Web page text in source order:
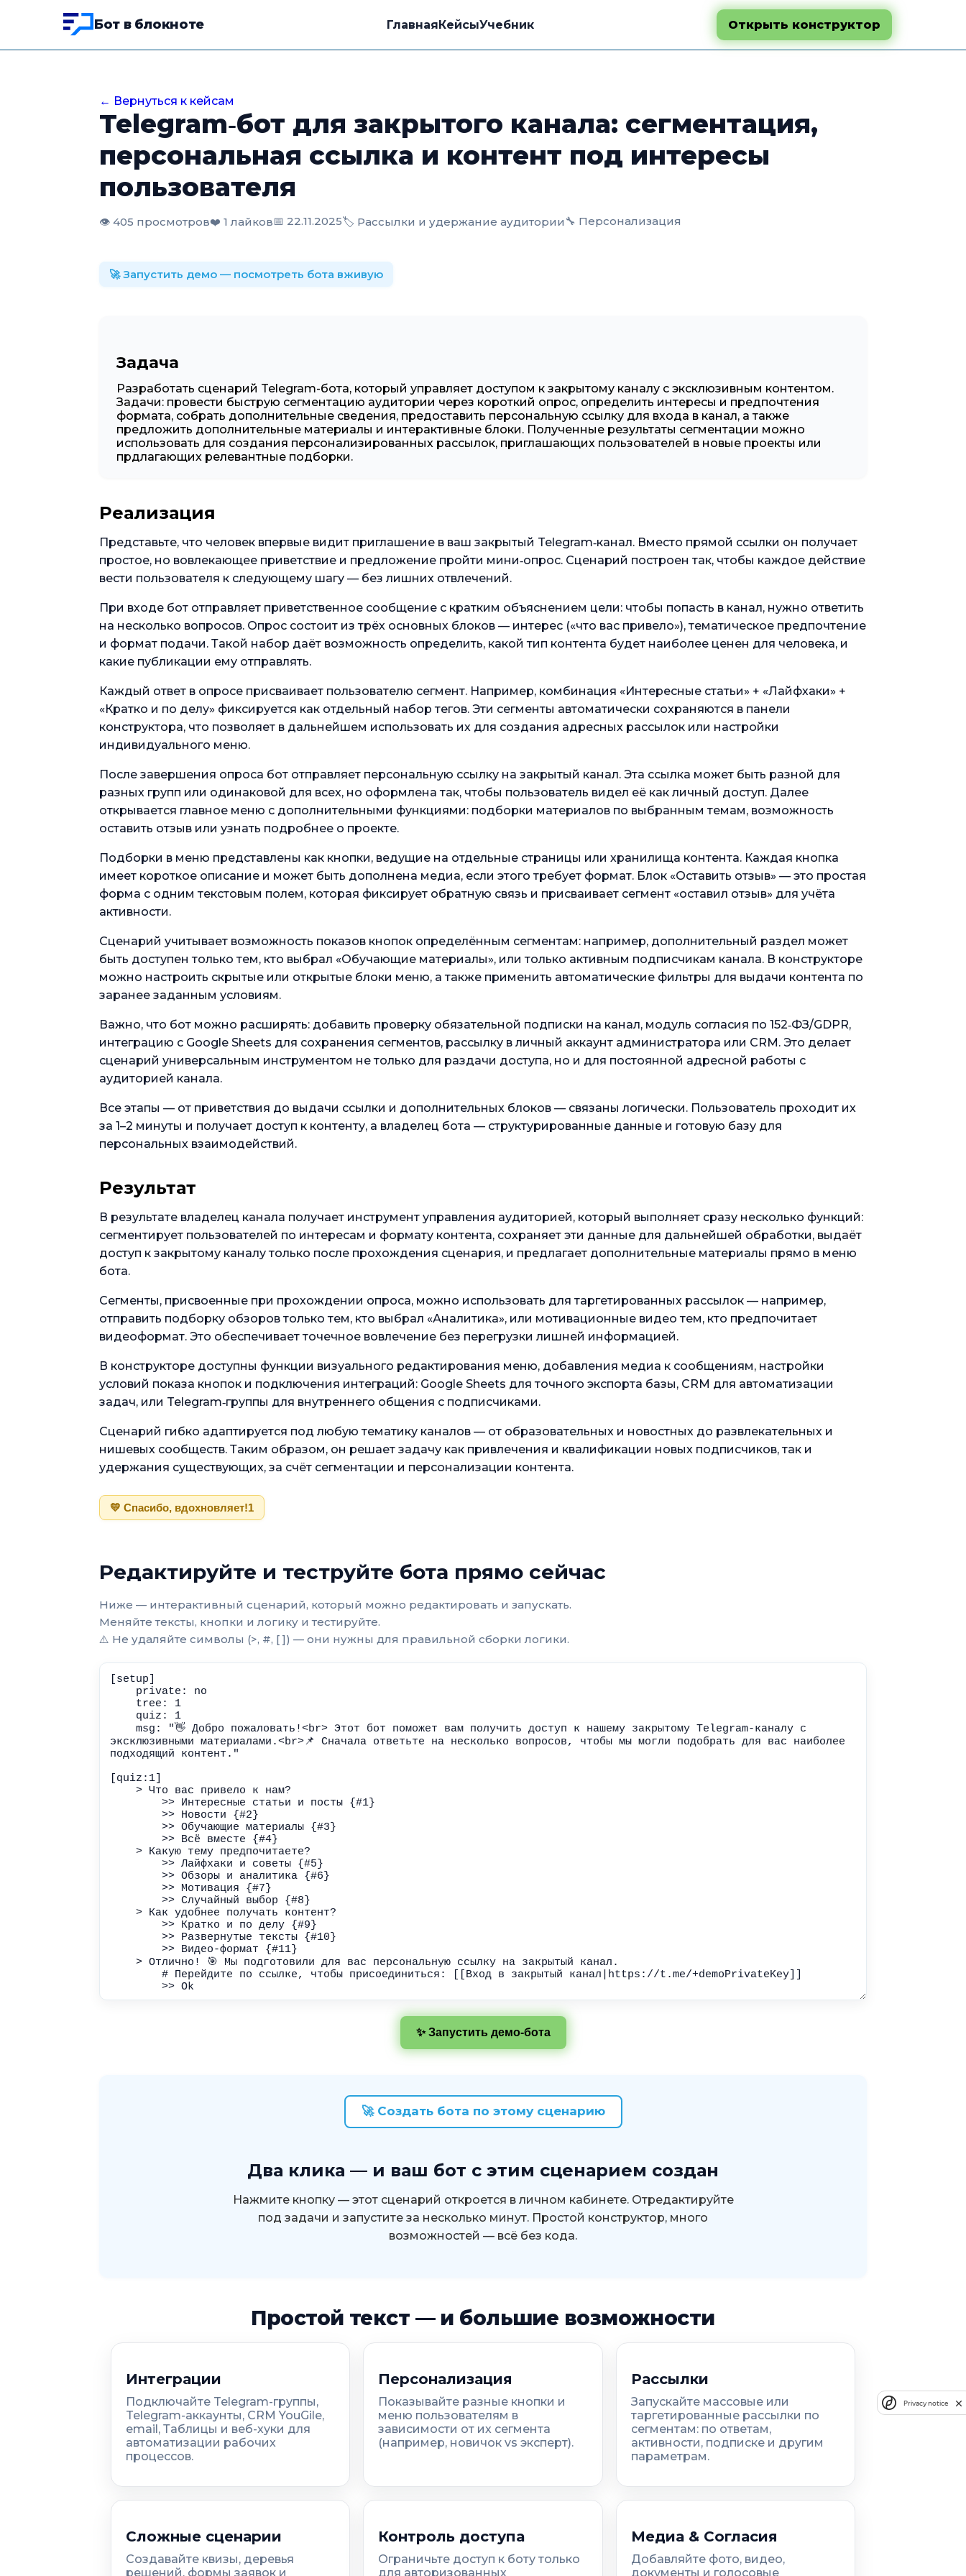
Бот в блокноте ГлавнаяКейсыУчебник Открыть конструктор
← Вернуться к кейсам
Telegram‑бот для закрытого канала: сегментация,
персональная ссылка и контент под интересы
пользователя
👁️ 405 просмотров❤️ 1 лайков📅 22.11.2025🏷️ Рассылки и удержание аудитории 🔧 Персонализация
🚀 Запустить демо — посмотреть бота вживую
Задача
Разработать сценарий Telegram-бота, который управляет доступом к закрытому каналу с эксклюзивным контентом.
Задачи: провести быструю сегментацию аудитории через короткий опрос, определить интересы и предпочтения
формата, собрать дополнительные сведения, предоставить персональную ссылку для входа в канал, а также
предложить дополнительные материалы и интерактивные блоки. Полученные результаты сегментации можно
использовать для создания персонализированных рассылок, приглашающих пользователей в новые проекты или
прдлагающих релевантные подборки.
Реализация
Представьте, что человек впервые видит приглашение в ваш закрытый Telegram‑канал. Вместо прямой ссылки он получает
простое, но вовлекающее приветствие и предложение пройти мини‑опрос. Сценарий построен так, чтобы каждое действие
вести пользователя к следующему шагу — без лишних отвлечений.
При входе бот отправляет приветственное сообщение с кратким объяснением цели: чтобы попасть в канал, нужно ответить
на несколько вопросов. Опрос состоит из трёх основных блоков — интерес («что вас привело»), тематическое предпочтение
и формат подачи. Такой набор даёт возможность определить, какой тип контента будет наиболее ценен для человека, и
какие публикации ему отправлять.
Каждый ответ в опросе присваивает пользователю сегмент. Например, комбинация «Интересные статьи» + «Лайфхаки» +
«Кратко и по делу» фиксируется как отдельный набор тегов. Эти сегменты автоматически сохраняются в панели
конструктора, что позволяет в дальнейшем использовать их для создания адресных рассылок или настройки
индивидуального меню.
После завершения опроса бот отправляет персональную ссылку на закрытый канал. Эта ссылка может быть разной для
разных групп или одинаковой для всех, но оформлена так, чтобы пользователь видел её как личный доступ. Далее
открывается главное меню с дополнительными функциями: подборки материалов по выбранным темам, возможность
оставить отзыв или узнать подробнее о проекте.
Подборки в меню представлены как кнопки, ведущие на отдельные страницы или хранилища контента. Каждая кнопка
имеет короткое описание и может быть дополнена медиа, если этого требует формат. Блок «Оставить отзыв» — это простая
форма с одним текстовым полем, которая фиксирует обратную связь и присваивает сегмент «оставил отзыв» для учёта
активности.
Сценарий учитывает возможность показов кнопок определённым сегментам: например, дополнительный раздел может
быть доступен только тем, кто выбрал «Обучающие материалы», или только активным подписчикам канала. В конструкторе
можно настроить скрытые или открытые блоки меню, а также применить автоматические фильтры для выдачи контента по
заранее заданным условиям.
Важно, что бот можно расширять: добавить проверку обязательной подписки на канал, модуль согласия по 152‑ФЗ/GDPR,
интеграцию с Google Sheets для сохранения сегментов, рассылку в личный аккаунт администратора или CRM. Это делает
сценарий универсальным инструментом не только для раздачи доступа, но и для постоянной адресной работы с
аудиторией канала.
Все этапы — от приветствия до выдачи ссылки и дополнительных блоков — связаны логически. Пользователь проходит их
за 1–2 минуты и получает доступ к контенту, а владелец бота — структурированные данные и готовую базу для
персональных взаимодействий.
Результат
В результате владелец канала получает инструмент управления аудиторией, который выполняет сразу несколько функций:
сегментирует пользователей по интересам и формату контента, сохраняет эти данные для дальнейшей обработки, выдаёт
доступ к закрытому каналу только после прохождения сценария, и предлагает дополнительные материалы прямо в меню
бота.
Сегменты, присвоенные при прохождении опроса, можно использовать для таргетированных рассылок — например,
отправить подборку обзоров только тем, кто выбрал «Аналитика», или мотивационные видео тем, кто предпочитает
видеоформат. Это обеспечивает точечное вовлечение без перегрузки лишней информацией.
В конструкторе доступны функции визуального редактирования меню, добавления медиа к сообщениям, настройки
условий показа кнопок и подключения интеграций: Google Sheets для точного экспорта базы, CRM для автоматизации
задач, или Telegram‑группы для внутреннего общения с подписчиками.
Сценарий гибко адаптируется под любую тематику каналов — от образовательных и новостных до развлекательных и
нишевых сообществ. Таким образом, он решает задачу как привлечения и квалификации новых подписчиков, так и
удержания существующих, за счёт сегментации и персонализации контента.
💛 Спасибо, вдохновляет!1
Редактируйте и теструйте бота прямо сейчас
Ниже — интерактивный сценарий, который можно редактировать и запускать.
Меняйте тексты, кнопки и логику и тестируйте.
⚠️ Не удаляйте символы (>, #, [ ]) — они нужны для правильной сборки логики.
✨ Запустить демо-бота
🚀 Создать бота по этому сценарию
Два клика — и ваш бот c этим сценарием создан
Нажмите кнопку — этот сценарий откроется в личном кабинете. Отредактируйте
под задачи и запустите за несколько минут. Простой конструктор, много
возможностей — всё без кода.
Простой текст — и большие возможности
Интеграции
Подключайте Telegram-группы,
Telegram-аккаунты, CRM YouGile,
email, Таблицы и веб-хуки для
автоматизации рабочих
процессов.
Персонализация
Показывайте разные кнопки и
меню пользователям в
зависимости от их сегмента
(например, новичок vs эксперт).
Рассылки
Запускайте массовые или
таргетированные рассылки по
сегментам: по ответам,
активности, подписке и другим
параметрам.
Сложные сценарии
Создавайте квизы, деревья
решений, формы заявок и
Контроль доступа
Ограничьте доступ к боту только
для авторизованных
Медиа & Согласия
Добавляйте фото, видео,
документы и голосовые
Privacy notice